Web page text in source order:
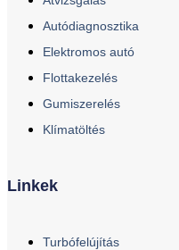
Autódiagnosztika
Elektromos autó
Flottakezelés
Gumiszerelés
Klímatöltés
Linkek
Turbófelújítás